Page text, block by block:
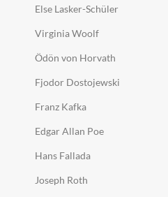
Else Lasker-Schüler
Virginia Woolf
Ödön von Horvath
Fjodor Dostojewski
Franz Kafka
Edgar Allan Poe
Hans Fallada
Joseph Roth